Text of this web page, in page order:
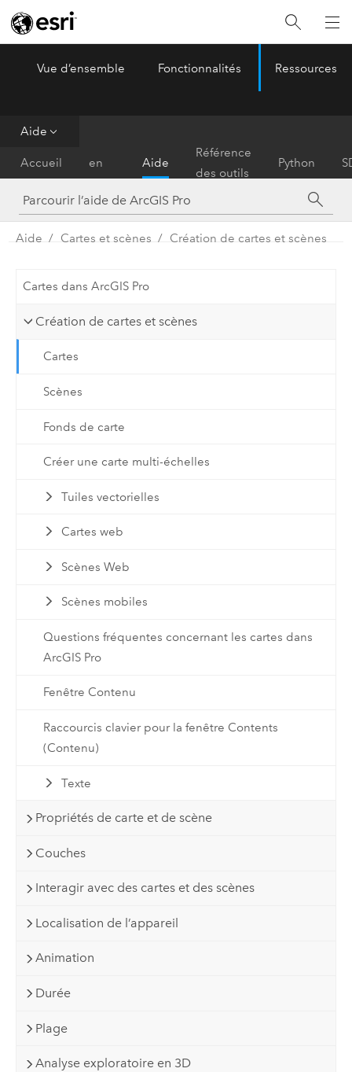
ArcGIS Pro
Vue d’ensemble Fonctionnalités Ressources
Aide
Accueil
en
main
Aide
Référence
des outils
Python
Aide Cartes et scènes Création de cartes et scènes
Cartes dans ArcGIS Pro
Création de cartes et scènes
Cartes
Scènes
Fonds de carte
Créer une carte multi-échelles
Tuiles vectorielles
Cartes web
Scènes Web
Scènes mobiles
Questions fréquentes concernant les cartes dans
ArcGIS Pro
Fenêtre Contenu
Raccourcis clavier pour la fenêtre Contents
(Contenu)
Texte
Propriétés de carte et de scène
Couches
Interagir avec des cartes et des scènes
Localisation de l’appareil
Animation
Durée
Plage
Analyse exploratoire en 3D